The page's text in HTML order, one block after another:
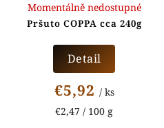
Pršuto COPPA cca 240g
Momentálně nedostupné
€5,92 / ks
€2,47 / 100 g
Detail